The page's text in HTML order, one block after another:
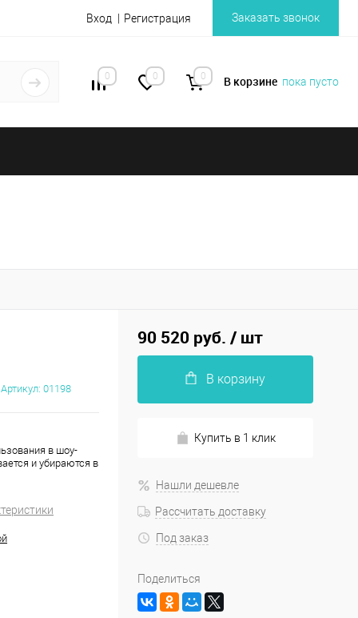
Вход Регистрация Заказать звонок
0 0 0 В корзине пока пусто
Артикул: 01198
в шоу-
и убираются в
90 520 руб. / шт
В корзину
Купить в 1 клик
Нашли дешевле
Рассчитать доставку
Под заказ
Поделиться